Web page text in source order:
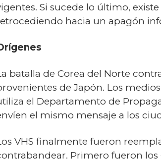
Si sucede lo último,
hacia un apagón
batalla de Corea del Norte
de Japón. Los
el Departamento de
el mismo mensaje a los
VHS finalmente fueron
Primero fueron los